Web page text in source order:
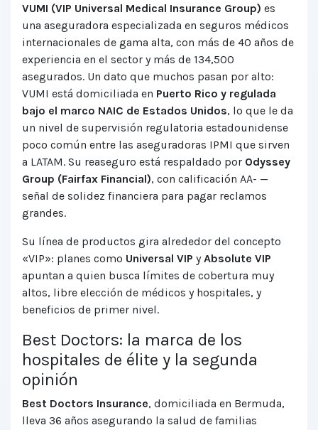
VUMI (VIP Universal Medical Insurance Group) es
una aseguradora especializada en seguros médicos
internacionales de gama alta, con más de 40 años de
experiencia en el sector y más de 134,500
asegurados. Un dato que muchos pasan por alto:
VUMI está domiciliada en Puerto Rico y regulada
bajo el marco NAIC de Estados Unidos, lo que le da
un nivel de supervisión regulatoria estadounidense
poco común entre las aseguradoras IPMI que sirven
a LATAM. Su reaseguro está respaldado por Odyssey
Group (Fairfax Financial), con calificación AA- —
señal de solidez financiera para pagar reclamos
grandes.
Su línea de productos gira alrededor del concepto
«VIP»: planes como Universal VIP yAbsolute VIP
apuntan a quien busca límites de cobertura muy
altos, libre elección de médicos y hospitales, y
beneficios de primer nivel.
Best Doctors: la marca de los
hospitales de élite y la segunda
opinión
Best Doctors Insurance, domiciliada en Bermuda,
lleva 36 años asegurando la salud de familias